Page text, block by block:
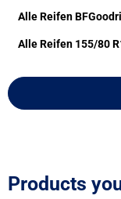
Alle Reifen
Alle Reifen‎ 155/80
Products